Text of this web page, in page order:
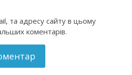
та адресу сайту в цьому
коментарів.